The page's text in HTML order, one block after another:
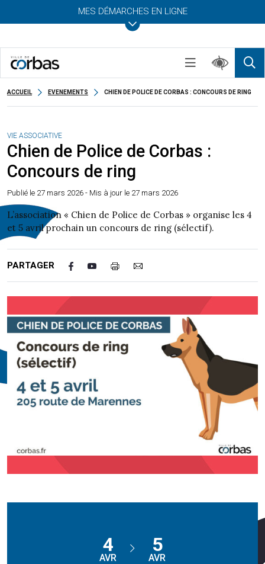
MES DÉMARCHES EN LIGNE
ACCUEIL EVENEMENTS CHIEN DE POLICE DE CORBAS : CONCOURS DE RING
VIE ASSOCIATIVE
Chien de Police de Corbas :
Concours de ring
Publié le 27 mars 2026 - Mis à jour le 27 mars 2026
L’association « Chien de Police de Corbas » organise les 4
et 5 avril prochain un concours de ring (sélectif).
PARTAGER
4
AVR
5
AVR